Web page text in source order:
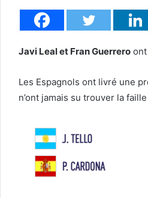
Javi Leal et Fran Guerrero
Les Espagnols ont livré une
n’ont jamais su trouver la faille